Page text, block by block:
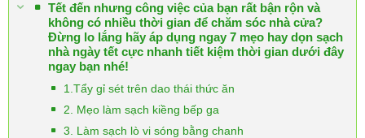
Tết đến nhưng công việc của bạn rất bận rộn và
không có nhiều thời gian để chăm sóc nhà cửa?
Đừng lo lắng hãy áp dụng ngay 7 mẹo hay dọn sạch
nhà ngày tết cực nhanh tiết kiệm thời gian dưới đây
ngay bạn nhé!
1.Tẩy gỉ sét trên dao thái thức ăn
2. Mẹo làm sạch kiềng bếp ga
3. Làm sạch lò vi sóng bằng chanh